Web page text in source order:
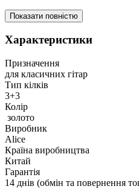
Показати повністю
Характеристики
Призначення
для класичних гітар
Тип кілків
3+3
Колір
золото
Виробник
Alice
Країна виробництва
Китай
Гарантія
14 днів (обмін та повернення